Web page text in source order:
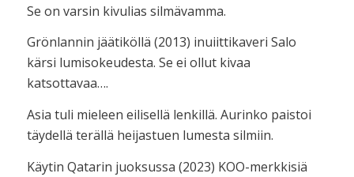
Se on varsin kivulias silmävamma.
Grönlannin jäätiköllä (2013) inuiittikaveri Salo
kärsi lumisokeudesta. Se ei ollut kivaa
katsottavaa….
Asia tuli mieleen eilisellä lenkillä. Aurinko paistoi
täydellä terällä heijastuen lumesta silmiin.
Käytin Qatarin juoksussa (2023) KOO-merkkisiä